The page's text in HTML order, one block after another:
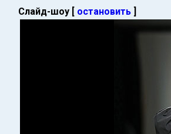
Слайд-шоу [ остановить ]